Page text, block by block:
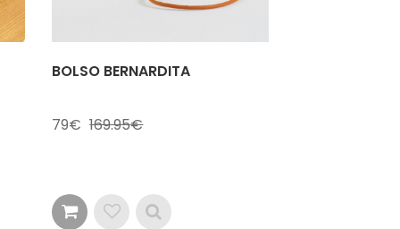
BOLSO BERNARDITA
79 169.95